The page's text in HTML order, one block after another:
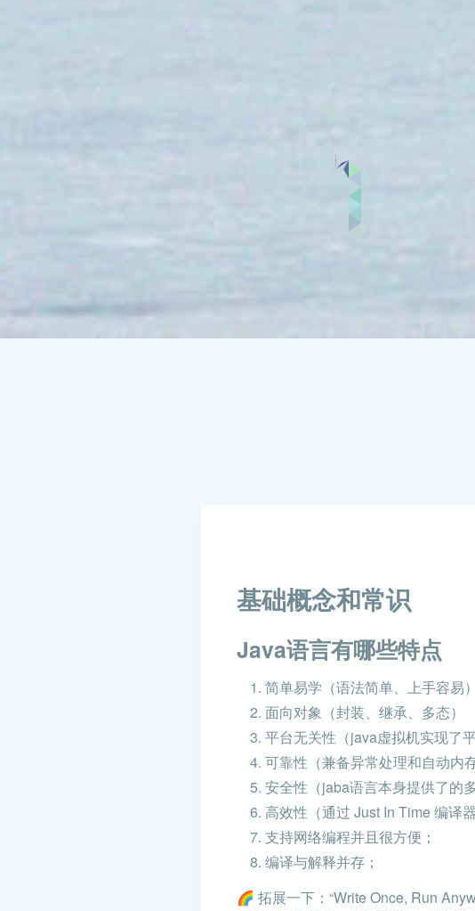
基础概念和常识
Java语言有哪些特点
简单易学（语法简单、上手容易）
面向对象（封装、继承、多态）
平台无关性（java虚拟机实现了平
可靠性（兼备异常处理和自动内
安全性（jaba语言本身提供了的
高效性（通过 Just In Time 编译
支持网络编程并且很方便；
编译与解释并存；
🌈 拓展一下：“Write Once, Run